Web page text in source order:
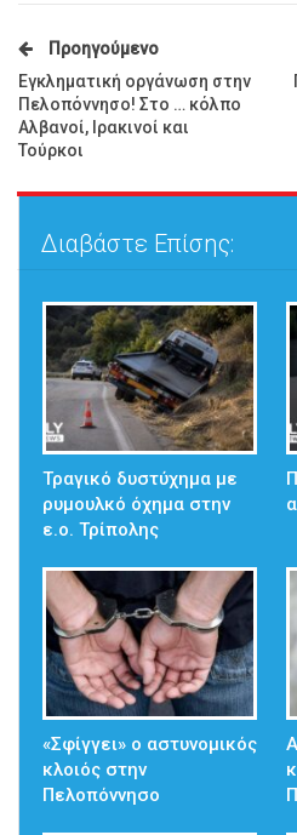
Προηγούμενο
Εγκληματική οργάνωση στην
Πελοπόννησο! Στο … κόλπο
Αλβανοί, Ιρακινοί και
Τούρκοι
Διαβάστε Επίσης:
Τραγικό δυστύχημα με
ρυμουλκό όχημα στην
ε.ο. Τρίπολης
«Σφίγγει» ο αστυνομικός
κλοιός στην
Πελοπόννησο